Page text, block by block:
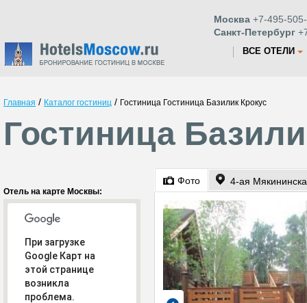
Москва +7-495-
Санкт-Петербург
ВСЕ ОТЕЛИ
Главная / Каталог гостиниц / Гостиница Гостиница Базилик Крокус
Гостиница
Отель на карте Москвы:
При загрузке
Google Карт на
этой странице
возникла
проблема.
Фото 4-ая